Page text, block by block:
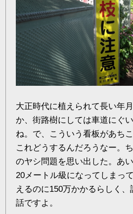
大正時代に植えられて長い年
か、街路樹にしては車道にぐ
ね。で、こういう看板があちこ
これどうするんだろうなー。
のヤシ問題を思い出した。あ
20メートル級になってしまっ
えるのに150万かかるらしく、
話ですよ。